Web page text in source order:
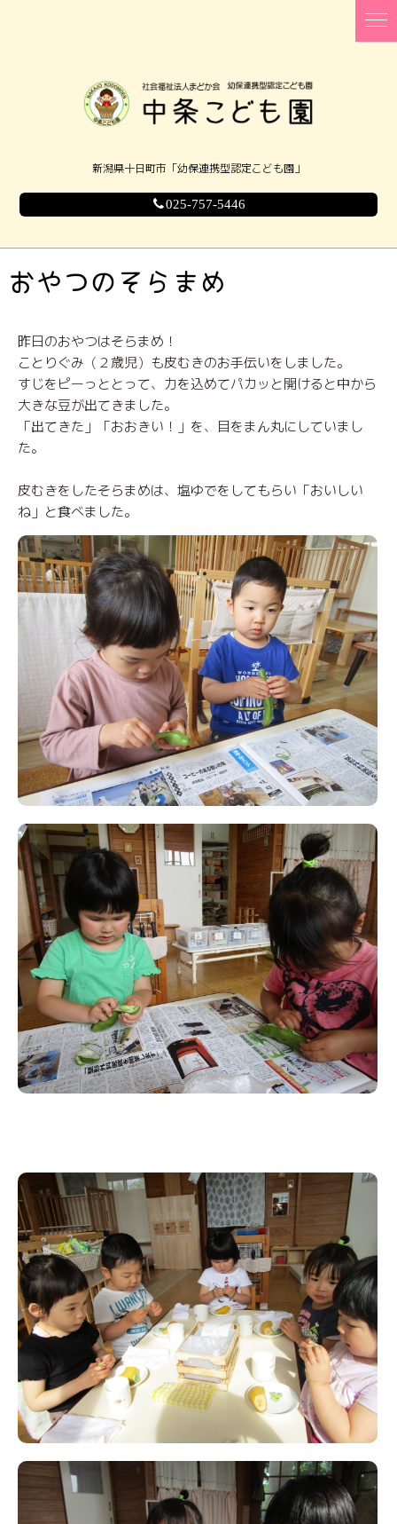
新潟県十日町市「幼保連携型認定こども園」
025-757-5446
おやつのそらまめ
昨日のおやつはそらまめ！
ことりぐみ（２歳児）も皮むきのお手伝いをしました。
すじをピーっととって、力を込めてパカッと開けると中から
大きな豆が出てきました。
「出てきた」「おおきい！」を、目をまん丸にしていまし
た。
皮むきをしたそらまめは、塩ゆでをしてもらい「おいしい
ね」と食べました。